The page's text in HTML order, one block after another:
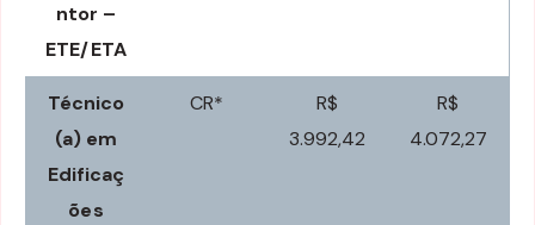
ntor –
ETE/ETA
Técnico
(a) em
Edificaç
ões
CR*
R$
3.992,42
R$
4.072,27